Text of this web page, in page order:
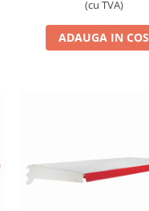
(cu TVA)
ADAUGA IN COS